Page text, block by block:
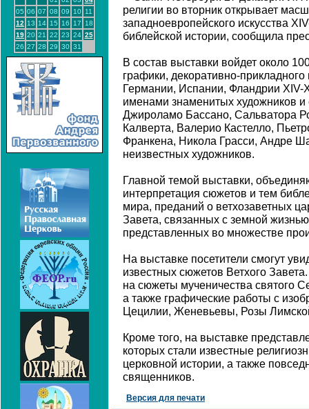
05 06 07 08 09 10
11
12 13 14 15 16 17
18
19 20 21 22 23 24 25
26 27 28 29 30 31
религии во вторник открывает
западноевропейского искусства
библейской истории, сообщила
В состав выставки войдет около
графики, декоративно-
Германии, Испании, Фландрии XIV-
именами знаменитых художников
Джироламо Бассано, Сальватора
Калверта, Валерио Кастелло,
Франкена, Никола Грасси, Андре
неизвестных художников.
Главной темой выставки,
интерпретация сюжетов и тем
мира, преданий о ветхозаветных
Завета, связанных с земной
представленных во множестве
На выставке посетители смогут
известных сюжетов Ветхого
на сюжеты мученичества святого
а также графические работы с
Цецилии, Женевьевы, Розы
Кроме того, на выставке
которых стали известные
церковной истории, а также
священников.
Версия для печати